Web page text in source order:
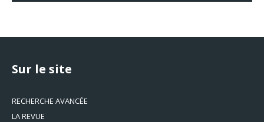
Sur le site
RECHERCHE AVANCÉE
LA REVUE